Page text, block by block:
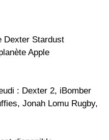
Dexter Stardust
Apple
: Dexter 2, iBomber
Jonah Lomu Rugby,